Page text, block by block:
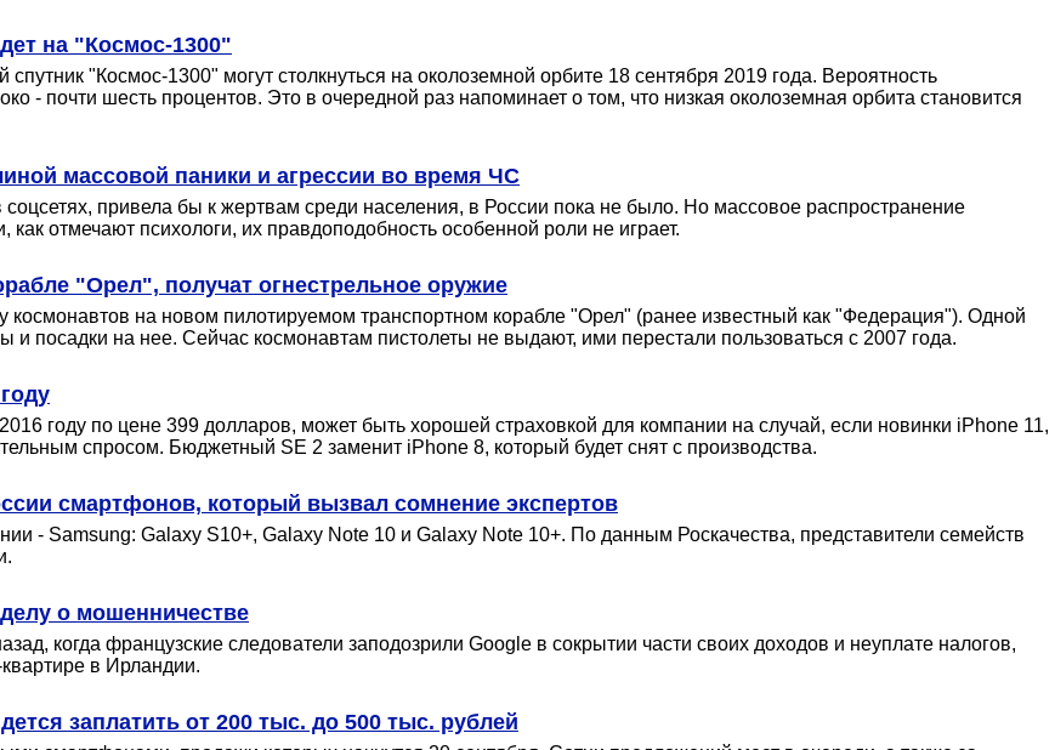
на "Космос-1300"
"Космос-1300" могут столкнуться на околоземной орбите 18 сентября 2019 года. Вероятность
- почти шесть процентов. Это в очередной раз напоминает о том, что низкая околоземная орбита становится
массовой паники и агрессии во время ЧС
привела бы к жертвам среди населения, в России пока не было. Но массовое распространение
отмечают психологи, их правдоподобность особенной роли не играет.
"Орел", получат огнестрельное оружие
космонавтов на новом пилотируемом транспортном корабле "Орел" (ранее известный как "Федерация"). Одной
и посадки на нее. Сейчас космонавтам пистолеты не выдают, ими перестали пользоваться с 2007 года.
году по цене 399 долларов, может быть хорошей страховкой для компании на случай, если новинки iPhone 11,
спросом. Бюджетный SE 2 заменит iPhone 8, который будет снят с производства.
смартфонов, который вызвал сомнение экспертов
- Samsung: Galaxy S10+, Galaxy Note 10 и Galaxy Note 10+. По данным Роскачества, представители семейств
о мошенничестве
когда французские следователи заподозрили Google в сокрытии части своих доходов и неуплате налогов,
в Ирландии.
заплатить от 200 тыс. до 500 тыс. рублей